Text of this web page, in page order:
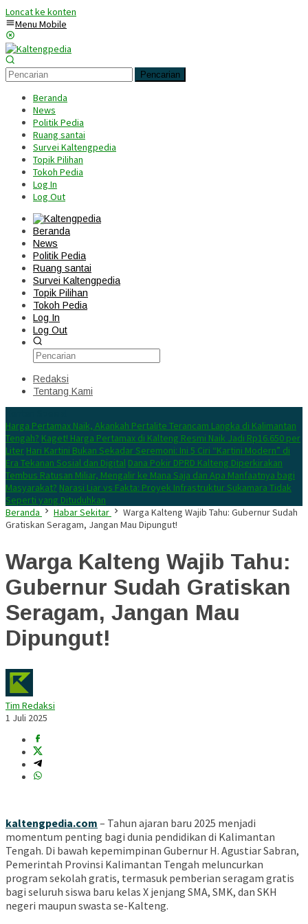
Loncat ke konten
Menu Mobile
Pencarian
Beranda
News
Politik Pedia
Ruang santai
Survei Kaltengpedia
Topik Pilihan
Tokoh Pedia
Log In
Log Out
Beranda
News
Politik Pedia
Ruang santai
Survei Kaltengpedia
Topik Pilihan
Tokoh Pedia
Log In
Log Out
Redaksi
Tentang Kami
Harga Pertamax Naik, Akankah Pertalite Terancam Langka di Kalimantan
Tengah? Kaget! Harga Pertamax di Kalteng Resmi Naik Jadi Rp16.650 per
Liter Hari Kartini Bukan Sekadar Seremoni: Ini 5 Ciri “Kartini Modern” di
Era Tekanan Sosial dan Digital Dana Pokir DPRD Kalteng Diperkirakan
Tembus Ratusan Miliar, Mengalir ke Mana Saja dan Apa Manfaatnya bagi
Masyarakat? Narasi Liar vs Fakta: Proyek Infrastruktur Sukamara Tidak
Seperti yang Dituduhkan
Beranda
Habar Sekitar
Warga Kalteng Wajib Tahu: Gubernur Sudah
Gratiskan Seragam, Jangan Mau Dipungut!
Warga Kalteng Wajib Tahu:
Gubernur Sudah Gratiskan
Seragam, Jangan Mau
Dipungut!
Tim Redaksi
1 Juli 2025
kaltengpedia.com – Tahun ajaran baru 2025 menjadi
momentum penting bagi dunia pendidikan di Kalimantan
Tengah. Di bawah kepemimpinan Gubernur H. Agustiar Sabran,
Pemerintah Provinsi Kalimantan Tengah meluncurkan
program sekolah gratis, termasuk pemberian seragam gratis
bagi seluruh siswa baru kelas X jenjang SMA, SMK, dan SKH
negeri maupun swasta se-Kalteng.